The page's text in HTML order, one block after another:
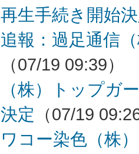
再生手続き開始
追報：過足通信
（07/19 09:39）
（株）トップガ
決定 （07/19
ワコー染色（株